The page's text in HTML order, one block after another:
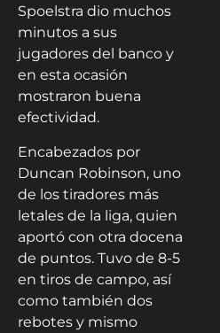
Spoelstra dio muchos
minutos a sus
jugadores del banco y
en esta ocasión
mostraron buena
efectividad.
Encabezados por
Duncan Robinson, uno
de los tiradores más
letales de la liga, quien
aportó con otra docena
de puntos. Tuvo de 8-5
en tiros de campo, así
como también dos
rebotes y mismo